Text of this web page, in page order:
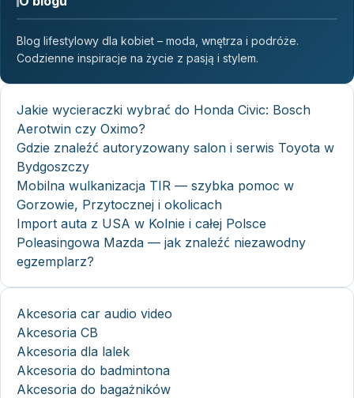
Blog lifestylowy dla kobiet – moda, wnętrza i podróże.
Codzienne inspiracje na życie z pasją i stylem.
Jakie wycieraczki wybrać do Honda Civic: Bosch
Aerotwin czy Oximo?
Gdzie znaleźć autoryzowany salon i serwis Toyota w
Bydgoszczy
Mobilna wulkanizacja TIR — szybka pomoc w
Gorzowie, Przytocznej i okolicach
Import auta z USA w Kolnie i całej Polsce
Poleasingowa Mazda — jak znaleźć niezawodny
egzemplarz?
Akcesoria car audio video
Akcesoria CB
Akcesoria dla lalek
Akcesoria do badmintona
Akcesoria do bagażników